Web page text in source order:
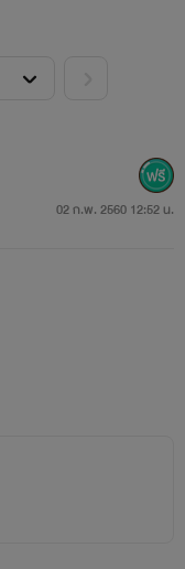
ปัตยกรรมศาสตร์ ปีที่
02 ก.พ. 2560 12:52 น.